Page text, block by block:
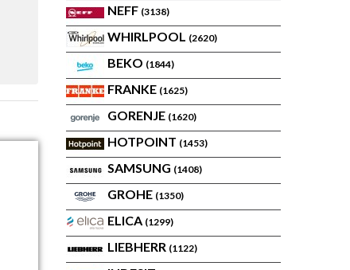
NEFF (3138)
WHIRLPOOL (2620)
BEKO (1844)
FRANKE (1625)
GORENJE (1620)
HOTPOINT (1453)
SAMSUNG (1408)
GROHE (1350)
ELICA (1299)
LIEBHERR (1122)